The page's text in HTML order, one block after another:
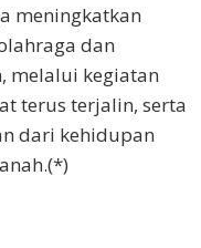
meningkatkan
dan
melalui kegiatan
terus terjalin, serta
dari kehidupan